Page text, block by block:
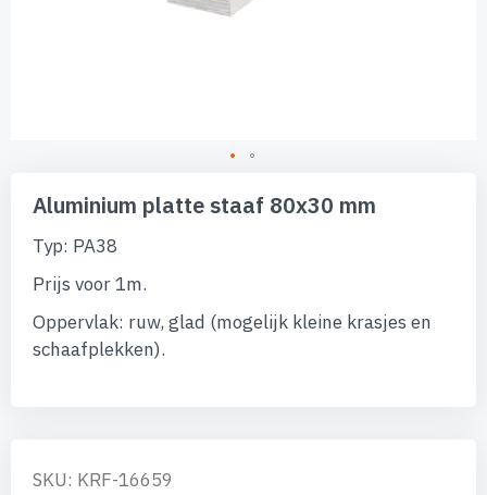
naar
begin
afbeeldingen-
Aluminium platte staaf 80x30 mm
Typ: PA38
Prijs voor 1m.
Oppervlak: ruw, glad (mogelijk kleine krasjes en
schaafplekken).
SKU: KRF-16659